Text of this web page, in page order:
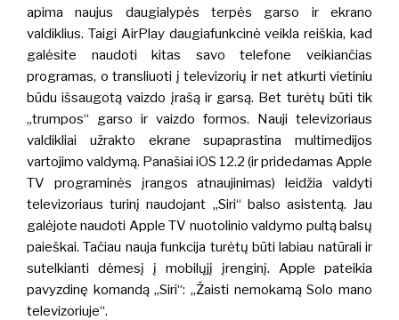
apima naujus daugialypės terpės garso ir ekrano
valdiklius. Taigi AirPlay daugiafunkcinė veikla reiškia, kad
galėsite naudoti kitas savo telefone veikiančias
programas, o transliuoti į televizorių ir net atkurti vietiniu
būdu išsaugotą vaizdo įrašą ir garsą. Bet turėtų būti tik
„trumpos“ garso ir vaizdo formos. Nauji televizoriaus
valdikliai užrakto ekrane supaprastina multimedijos
vartojimo valdymą. Panašiai iOS 12.2 (ir pridedamas Apple
TV programinės įrangos atnaujinimas) leidžia valdyti
televizoriaus turinį naudojant „Siri“ balso asistentą. Jau
galėjote naudoti Apple TV nuotolinio valdymo pultą balsų
paieškai. Tačiau nauja funkcija turėtų būti labiau natūrali ir
sutelkianti dėmesį į mobilųjį įrenginį. Apple pateikia
pavyzdinę komandą „Siri“: „Žaisti nemokamą Solo mano
televizoriuje“.